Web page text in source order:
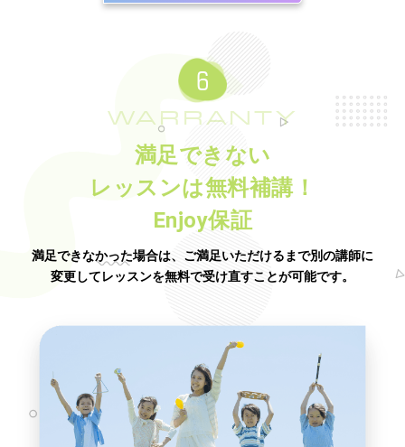
WARRANTY
満足できない
レッスンは無料補講！
Enjoy保証
満足できなかった場合は、ご満足いただけるまで別の講師に
変更してレッスンを無料で受け直すことが可能です。